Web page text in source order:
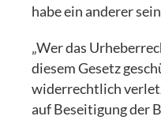
habe ein anderer
„Wer das
diesem Gesetz
widerrechtlich
auf Beseitigung der